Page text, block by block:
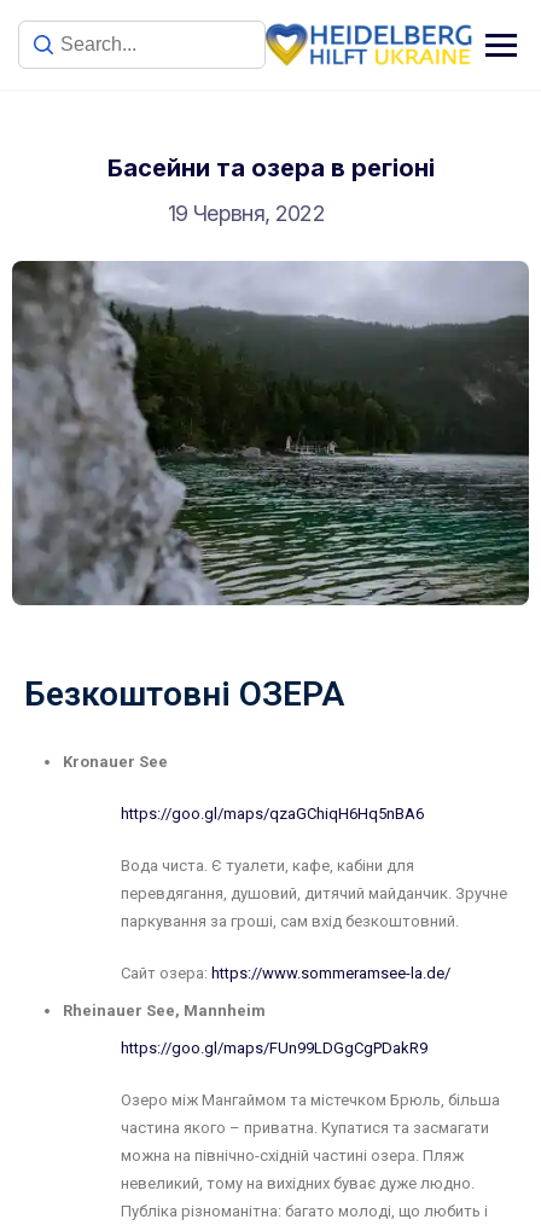
Басейни та озера в регіоні
19 Червня, 2022
Безкоштовні ОЗЕРА
Kronauer See
https://goo.gl/maps/qzaGChiqH6Hq5nBA6
Вода чиста. Є туалети, кафе, кабіни для
перевдягання, душовий, дитячий майданчик. Зручне
паркування за гроші, сам вхід безкоштовний.
Сайт озера: https://www.sommeramsee-la.de/
Rheinauer See, Mannheim
https://goo.gl/maps/FUn99LDGgCgPDakR9
Озеро між Мангаймом та містечком Брюль, більша
частина якого – приватна. Купатися та засмагати
можна на північно-східній частині озера. Пляж
невеликий, тому на вихідних буває дуже людно.
Публіка різноманітна: багато молоді, що любить і